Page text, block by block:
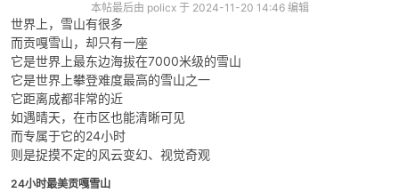
爱
本帖最后由 policx 于 2024-11-20 14:46 编辑
世界上，雪山有很多
而贡嘎雪山，却只有一座
它是世界上最东边海拔在7000米级的雪山
它是世界上攀登难度最高的雪山之一
它距离成都非常的近
如遇晴天，在市区也能清晰可见
而专属于它的24小时
则是捉摸不定的风云变幻、视觉奇观
24小时最美贡嘎雪山